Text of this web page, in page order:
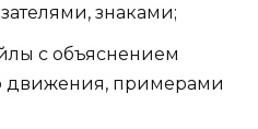
знаками;
с объяснением
движения, примерами